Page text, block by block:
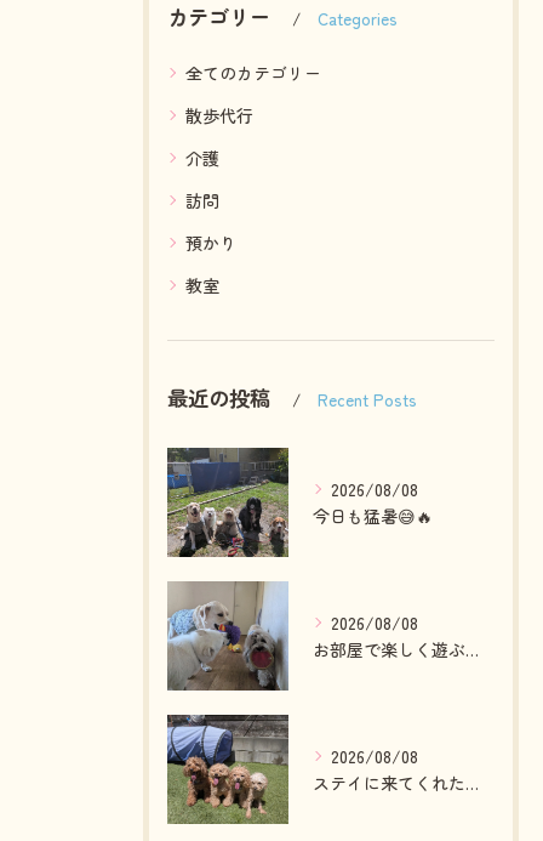
カテゴリー Categories
全てのカテゴリー
散歩代行
介護
訪問
預かり
教室
最近の投稿 Recent Posts
2026/08/08
今日も猛暑😅🔥
2026/08/08
お部屋で楽しく遊ぶわんこさん💓
2026/08/08
ステイに来てくれたプードルファミリー💓